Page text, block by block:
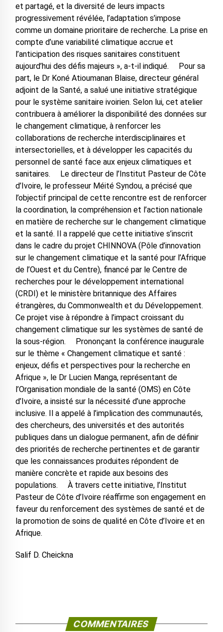
et partagé, et la diversité de leurs impacts
progressivement révélée, l’adaptation s’impose
comme un domaine prioritaire de recherche. La prise en
compte d’une variabilité climatique accrue et
l’anticipation des risques sanitaires constituent
aujourd’hui des défis majeurs », a-t-il indiqué. Pour sa
part, le Dr Koné Atioumanan Blaise, directeur général
adjoint de la Santé, a salué une initiative stratégique
pour le système sanitaire ivoirien. Selon lui, cet atelier
contribuera à améliorer la disponibilité des données sur
le changement climatique, à renforcer les
collaborations de recherche interdisciplinaires et
intersectorielles, et à développer les capacités du
personnel de santé face aux enjeux climatiques et
sanitaires. Le directeur de l’Institut Pasteur de Côte
d’Ivoire, le professeur Méité Syndou, a précisé que
l’objectif principal de cette rencontre est de renforcer
la coordination, la compréhension et l’action nationale
en matière de recherche sur le changement climatique
et la santé. Il a rappelé que cette initiative s’inscrit
dans le cadre du projet CHINNOVA (Pôle d’innovation
sur le changement climatique et la santé pour l’Afrique
de l’Ouest et du Centre), financé par le Centre de
recherches pour le développement international
(CRDI) et le ministère britannique des Affaires
étrangères, du Commonwealth et du Développement.
Ce projet vise à répondre à l’impact croissant du
changement climatique sur les systèmes de santé de
la sous-région. Prononçant la conférence inaugurale
sur le thème « Changement climatique et santé :
enjeux, défis et perspectives pour la recherche en
Afrique », le Dr Lucien Manga, représentant de
l’Organisation mondiale de la santé (OMS) en Côte
d’Ivoire, a insisté sur la nécessité d’une approche
inclusive. Il a appelé à l’implication des communautés,
des chercheurs, des universités et des autorités
publiques dans un dialogue permanent, afin de définir
des priorités de recherche pertinentes et de garantir
que les connaissances produites répondent de
manière concrète et rapide aux besoins des
populations. À travers cette initiative, l’Institut
Pasteur de Côte d’Ivoire réaffirme son engagement en
faveur du renforcement des systèmes de santé et de
la promotion de soins de qualité en Côte d’Ivoire et en
Afrique.
Salif D. Cheickna
COMMENTAIRES